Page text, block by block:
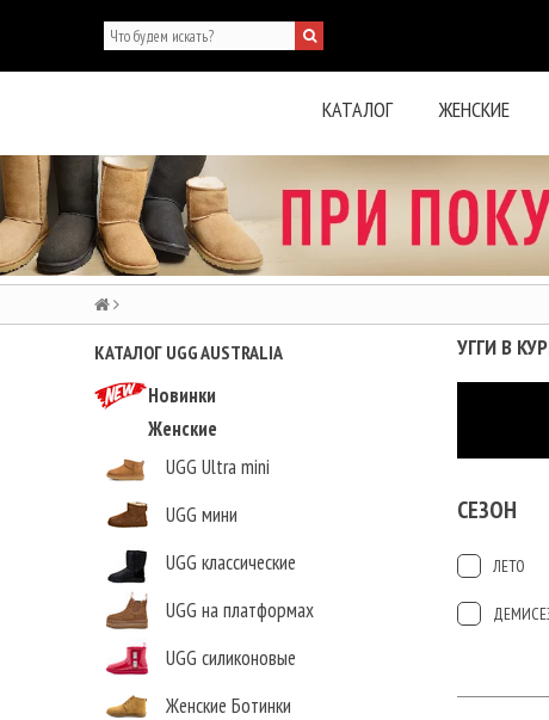
КАТАЛОГ ЖЕНСКИЕ
КАТАЛОГ UGG AUSTRALIA
Новинки
Женские
UGG Ultra mini
UGG мини
UGG классические
UGG на платформах
UGG силиконовые
Женские Ботинки
УГГИ В
СЕЗОН
ЛЕТО